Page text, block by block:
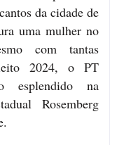
da cidade de
uma mulher no
com tantas
2024, o PT
esplendido na
Rosemberg